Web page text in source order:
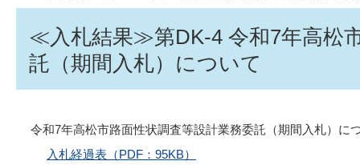
≪入札結果≫第DK-4 令和7年高松
託（期間入札）について
令和7年高松市路面性状調査等設計業務委託（期間入札）に
入札経過表（PDF：95KB）